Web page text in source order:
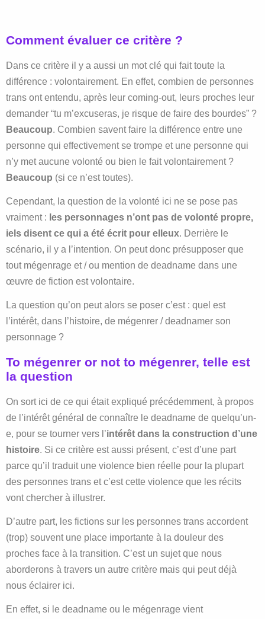
Comment évaluer ce critère ?
Dans ce critère il y a aussi un mot clé qui fait toute la
différence : volontairement. En effet, combien de personnes
trans ont entendu, après leur coming-out, leurs proches leur
demander “tu m’excuseras, je risque de faire des bourdes” ?
Beaucoup. Combien savent faire la différence entre une
personne qui effectivement se trompe et une personne qui
n’y met aucune volonté ou bien le fait volontairement ?
Beaucoup (si ce n’est toutes).
Cependant, la question de la volonté ici ne se pose pas
vraiment : les personnages n’ont pas de volonté propre,
iels disent ce qui a été écrit pour elleux. Derrière le
scénario, il y a l’intention. On peut donc présupposer que
tout mégenrage et / ou mention de deadname dans une
œuvre de fiction est volontaire.
La question qu’on peut alors se poser c’est : quel est
l’intérêt, dans l’histoire, de mégenrer / deadnamer son
personnage ?
To mégenrer or not to mégenrer, telle est
la question
On sort ici de ce qui était expliqué précédemment, à propos
de l’intérêt général de connaître le deadname de quelqu’un-
e, pour se tourner vers l’intérêt dans la construction d’une
histoire. Si ce critère est aussi présent, c’est d’une part
parce qu’il traduit une violence bien réelle pour la plupart
des personnes trans et c’est cette violence que les récits
vont chercher à illustrer.
D’autre part, les fictions sur les personnes trans accordent
(trop) souvent une place importante à la douleur des
proches face à la transition. C’est un sujet que nous
aborderons à travers un autre critère mais qui peut déjà
nous éclairer ici.
En effet, si le deadname ou le mégenrage vient